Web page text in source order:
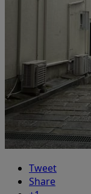
Tweet
Share